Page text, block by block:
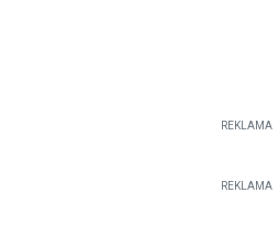
REKLAMA
REKLAMA